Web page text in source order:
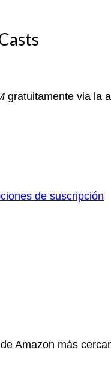
gratuitamente via la
de suscripción
Amazon más